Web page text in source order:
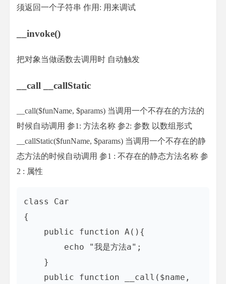
须返回一个子符串 作用: 用来调试
__invoke()
把对象当做函数去调用时 自动触发
__call __callStatic
__call($funName, $params) 当调用一个不存在的方法的
时候自动调用 参1: 方法名称 参2: 参数 以数组形式
__callStatic($funName, $params) 当调用一个不存在的静
态方法的时候自动调用 参1 : 不存在的静态方法名称 参
2 : 属性
class Car
{